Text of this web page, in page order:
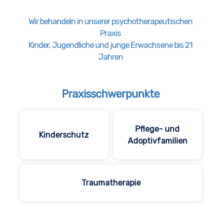
Wir behandeln in unserer psychotherapeutischen
Praxis
Kinder, Jugendliche und junge Erwachsene bis 21
Jahren
Praxisschwerpunkte
Kinderschutz
Pflege- und
Adoptivfamilien
Traumatherapie